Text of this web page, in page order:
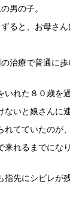
男の子。
ると、お母さ
治療で普通に歩
れた８０歳を
いと娘さんに
てていたのが、
れるまでにな
指先にシビレが